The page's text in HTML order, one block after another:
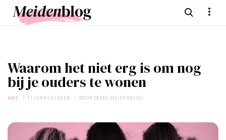
Waarom het niet erg is om nog
bij je ouders te wonen
HOT 11 JAAR GELEDEN DOOR DEMO MEIDENBLOG